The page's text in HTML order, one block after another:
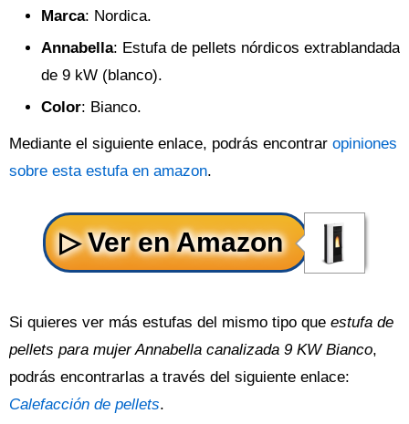
Marca: Nordica.
Annabella: Estufa de pellets nórdicos extrablandada
de 9 kW (blanco).
Color: Bianco.
Mediante el siguiente enlace, podrás encontrar opiniones
sobre esta estufa en amazon.
Si quieres ver más estufas del mismo tipo que estufa de
pellets para mujer Annabella canalizada 9 KW Bianco,
podrás encontrarlas a través del siguiente enlace:
Calefacción de pellets.